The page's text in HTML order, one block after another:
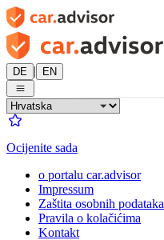
DE | EN
Ocijenite sada
o portalu car.advisor
Impressum
Zaštita osobnih podataka
Pravila o kolačićima
Kontakt